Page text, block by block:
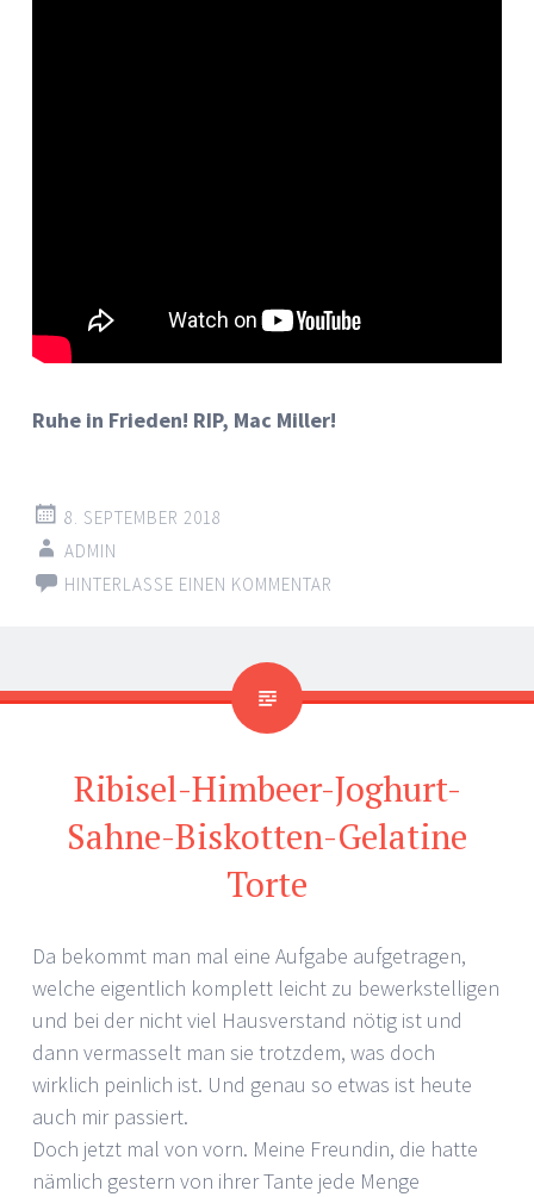
Ruhe in Frieden! RIP, Mac Miller!
8. SEPTEMBER 2018
ADMIN
HINTERLASSE EINEN KOMMENTAR
Ribisel-Himbeer-Joghurt-
Sahne-Biskotten-Gelatine
Torte
Da bekommt man mal eine Aufgabe aufgetragen,
welche eigentlich komplett leicht zu bewerkstelligen
und bei der nicht viel Hausverstand nötig ist und
dann vermasselt man sie trotzdem, was doch
wirklich peinlich ist. Und genau so etwas ist heute
auch mir passiert.
Doch jetzt mal von vorn. Meine Freundin, die hatte
nämlich gestern von ihrer Tante jede Menge